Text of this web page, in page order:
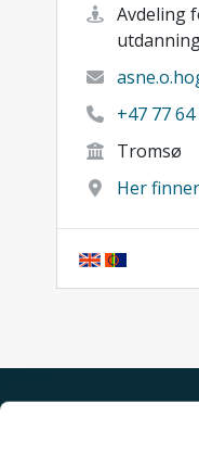
Avdeling
+47 77 64
Tromsø
Her